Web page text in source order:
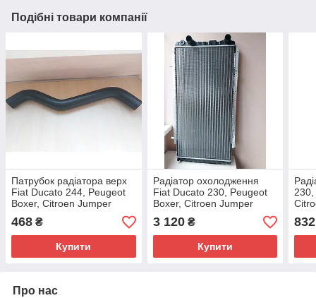
Подібні товари компанії
Патрубок радіатора верх
Fiat Ducato 244, Peugeot
Boxer, Citroen Jumper
1302461080, 1317A5
468 ₴
Купити
Радіатор охолодження
Fiat Ducato 230, Peugeot
Boxer, Citroen Jumper
(1994-2002), 1317828080,
133097
3 120₴
Купити
832
Про нас